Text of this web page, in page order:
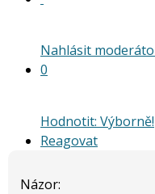
Nahlásit
0
Hodnotit: Výborně!
Reagovat
Názor: